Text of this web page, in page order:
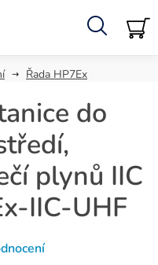
Hledat
Řada HP7Ex
do
plynů IIC
IIC-UHF